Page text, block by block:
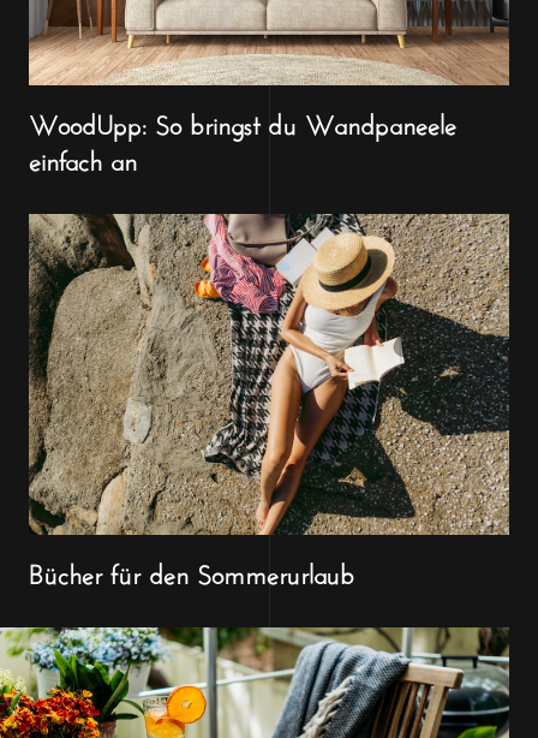
WoodUpp: So bringst du Wandpaneele
einfach an
Bücher für den Sommerurlaub